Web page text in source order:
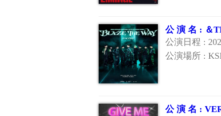
公 演 名 : ＆
公演日程 :
公演場所 :
公 演 名 :